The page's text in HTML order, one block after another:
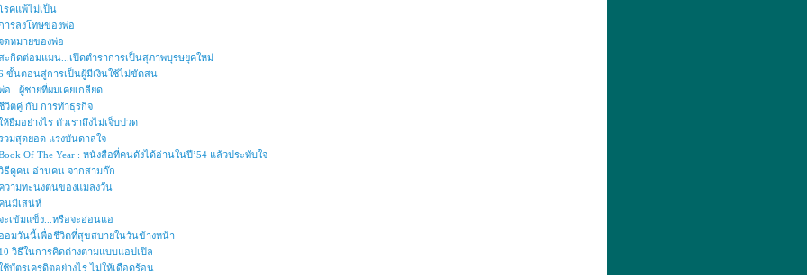
รคแพ้ไม่เป็น
ารลงโทษของพ่อ
ดหมายของพ่อ
ะกิดต่อมแมน...เปิดตำราการเป็นสุภาพบุรษยุคใหม่
ขั้นตอนสู่การเป็นผู้มีเงินใช้ไม่ขัดสน
อ...ผู้ชายที่ผมเคยเกลียด
วิตคู่ กับ การทำธุรกิจ
ห้ยืมอย่างไร ตัวเราถึงไม่เจ็บปวด
วมสุดยอด แรงบันดาลใจ
Of The Year : หนังสือที่คนดังได้อ่านในปี’54 แล้วประทับใจ
ธีดูคน อ่านคน จากสามก๊ก
วามทะนงตนของแมลงวัน
นมีเสน่ห์
ะเข้มแข็ง...หรือจะอ่อนแอ
อมวันนี้เพื่อชีวิตที่สุขสบายในวันข้างหน้า
วิธีในการคิดต่างตามแบบแอปเปิล
ช้บัตรเครดิตอย่างไร ไม่ให้เดือดร้อน